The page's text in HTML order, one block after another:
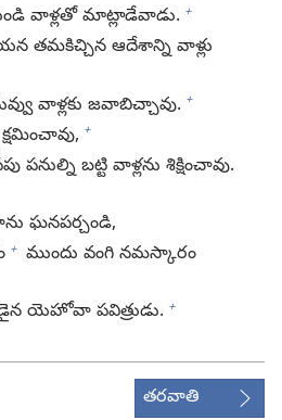
వాళ్లతో మాట్లాడేవాడు. +
తమకిచ్చిన ఆదేశాన్ని వాళ్లు
వాళ్లకు జవాబిచ్చావు. +
క్షమించావు, +
పనుల్ని బట్టి వాళ్లను శిక్షించావు.
ఘనపర్చండి,
+ ముందు వంగి నమస్కారం
యెహోవా పవిత్రుడు. +
తరవాతి